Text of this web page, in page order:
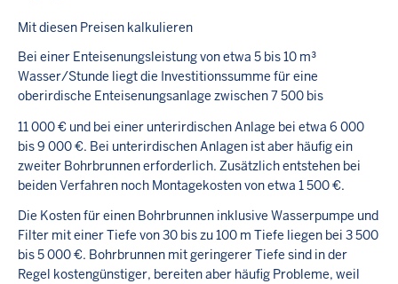
Mit diesen Preisen kalkulieren
Bei einer Enteisenungsleistung von etwa 5 bis 10 m³
Wasser/Stunde liegt die Investitionssumme für eine
oberirdische Enteisenungsanlage zwischen 7 500 bis
11 000 € und bei einer unterirdischen Anlage bei etwa 6 000
bis 9 000 €. Bei unterirdischen Anlagen ist aber häufig ein
zweiter Bohrbrunnen erforderlich. Zusätzlich entstehen bei
beiden Verfahren noch Montagekosten von etwa 1 500 €.
Die Kosten für einen Bohrbrunnen inklusive Wasserpumpe und
Filter mit einer Tiefe von 30 bis zu 100 m Tiefe liegen bei 3 500
bis 5 000 €. Bohrbrunnen mit geringerer Tiefe sind in der
Regel kostengünstiger, bereiten aber häufig Probleme, weil